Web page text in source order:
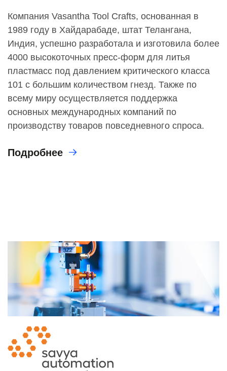
Компания Vasantha Tool Crafts, основанная в
1989 году в Хайдарабаде, штат Телангана,
Индия, успешно разработала и изготовила более
4000 высокоточных пресс-форм для литья
пластмасс под давлением критического класса
101 с большим количеством гнезд. Также по
всему миру осуществляется поддержка
основных международных компаний по
производству товаров повседневного спроса.
Подробнее